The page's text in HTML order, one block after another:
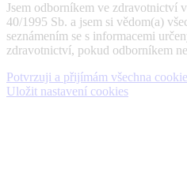
Jsem odborníkem ve zdravotnictví
40/1995 Sb. a jsem si vědom(a)
seznámením se s informacemi
zdravotnictví, pokud odborníkem
Potvrzuji a přijímám všechna
Uložit nastavení cookies